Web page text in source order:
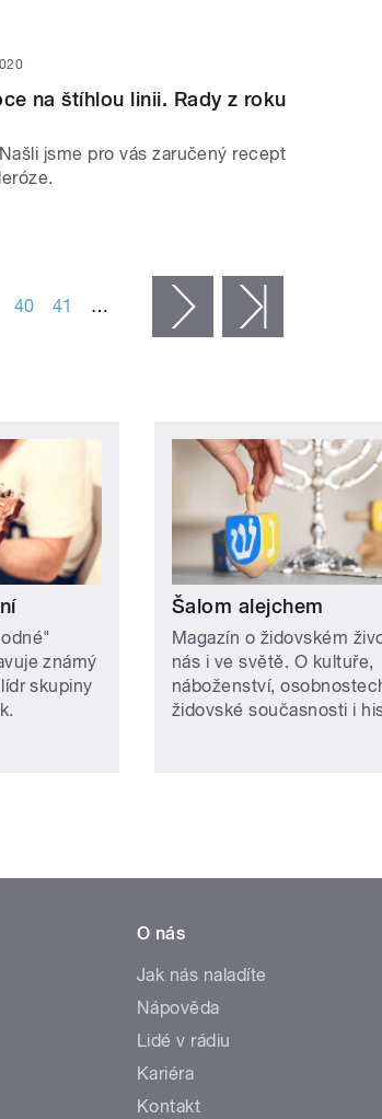
na štíhlou linii. Rady z roku
jsme pro vás zaručený recept
40 41 … následující ›
známý
skupiny
Šalom alejchem
Magazín o židovském
nás i ve světě. O kultuře,
náboženství,
židovské současnosti i
O nás
Jak nás naladíte
Nápověda
Lidé v rádiu
Kariéra
Kontakt